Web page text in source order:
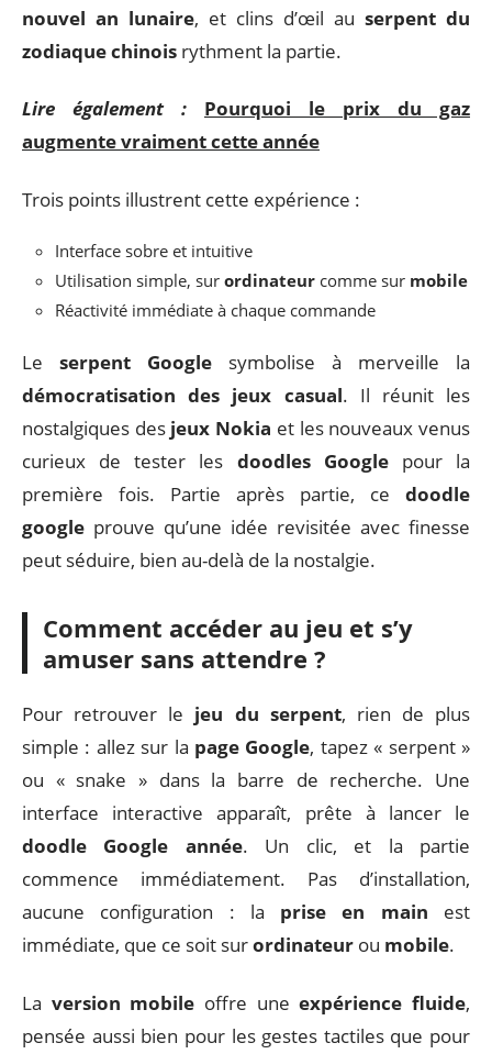
nouvel an lunaire, et clins d’œil au serpent du
zodiaque chinois rythment la partie.
Lire également :
Pourquoi le prix du gaz
augmente vraiment cette année
Trois points illustrent cette expérience :
Interface sobre et intuitive
Utilisation simple, sur ordinateur comme sur mobile
Réactivité immédiate à chaque commande
Le serpent Google symbolise à merveille la
démocratisation des jeux casual. Il réunit les
nostalgiques des jeux Nokia et les nouveaux venus
curieux de tester les doodles Googlepour la
première fois. Partie après partie, ce doodle
google prouve qu’une idée revisitée avec finesse
peut séduire, bien au-delà de la nostalgie.
Comment accéder au jeu et s’y
amuser sans attendre ?
Pour retrouver le jeu du serpent, rien de plus
simple : allez sur la page Google, tapez « serpent »
ou « snake » dans la barre de recherche. Une
interface interactive apparaît, prête à lancer le
doodle Google année. Un clic, et la partie
commence immédiatement. Pas d’installation,
aucune configuration : la prise en main est
immédiate, que ce soit surordinateur ou mobile.
La version mobile offre uneexpérience fluide,
pensée aussi bien pour les gestes tactiles que pour